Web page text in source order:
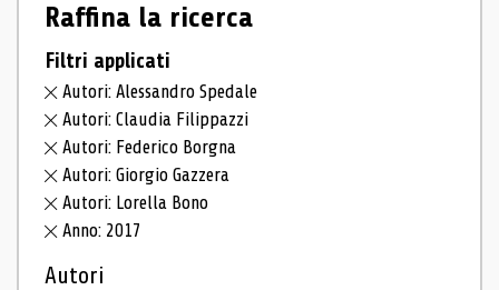
Raffina la ricerca
Filtri applicati
Autori: Alessandro Spedale
Autori: Claudia Filippazzi
Autori: Federico Borgna
Autori: Giorgio Gazzera
Autori: Lorella Bono
Anno: 2017
Autori